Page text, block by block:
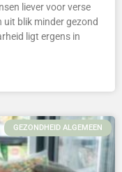
liever voor verse
uit blik minder gezond
ligt ergens in
GEZONDHEID ALGEMEEN